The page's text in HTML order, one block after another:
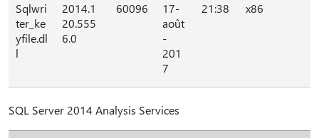
Sqlwri
ter_ke
yfile.dl
l
2014.1
20.555
6.0
60096
17-
août
-
201
7
21:38 x86
SQL Server 2014 Analysis Services